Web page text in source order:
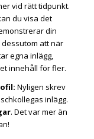
vid rätt tidpunkt.
du visa det
din
att när
egna inlägg,
innehåll för fler.
Nyligen skrev
inlägg.
. Det var mer än